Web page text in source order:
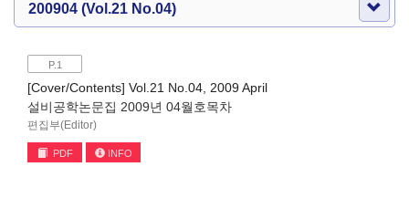
200904 (Vol.21 No.04)
P.1
[Cover/Contents] Vol.21 No.04, 2009 April
설비공학논문집 2009년 04월호목차
편집부(Editor)
PDF INFO